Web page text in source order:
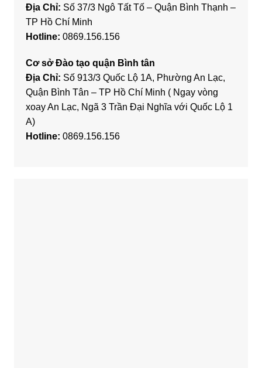
Địa Chỉ: Số 37/3 Ngô Tất Tố – Quận Bình Thạnh –
TP Hồ Chí Minh
Hotline: 0869.156.156
Cơ sở Đào tạo quận Bình tân
Địa Chỉ: Số 913/3 Quốc Lộ 1A, Phường An Lạc,
Quận Bình Tân – TP Hồ Chí Minh ( Ngay vòng
xoay An Lạc, Ngã 3 Trần Đại Nghĩa với Quốc Lộ 1
A)
Hotline: 0869.156.156